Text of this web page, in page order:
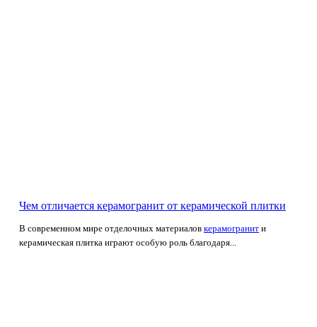
Чем отличается керамогранит от керамической плитки
В современном мире отделочных материалов керамогранит и
керамическая плитка играют особую роль благодаря...